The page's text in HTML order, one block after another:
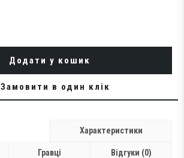
Додати у кошик
Замовити в один клік
Характеристики
Гравці Відгуки (0)